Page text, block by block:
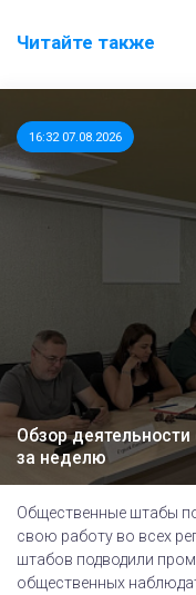
Читайте также
16:32 07.08.2026
Обзор
за неделю
Общественные штабы
свою работу во всех
штабов подводили
общественных